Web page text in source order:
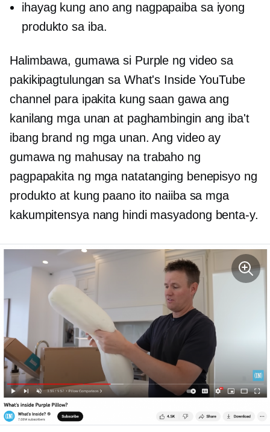
ihayag kung ano ang nagpapaiba sa iyong
produkto sa iba.
Halimbawa, gumawa si Purple ng video sa
pakikipagtulungan sa What's Inside YouTube
channel para ipakita kung saan gawa ang
kanilang mga unan at paghambingin ang iba't
ibang brand ng mga unan. Ang video ay
gumawa ng mahusay na trabaho ng
pagpapakita ng mga natatanging benepisyo ng
produkto at kung paano ito naiiba sa mga
kakumpitensya nang hindi masyadong benta-y.